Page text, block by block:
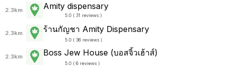
2.3km Amity dispensary
5.0 ( 31 reviews )
2.3km ร้านกัญชา Amity Dispensary
5.0 ( 36 reviews )
2.3km Boss Jew House (บอสจิ้วเฮ้าส์)
5.0 ( 6 reviews )